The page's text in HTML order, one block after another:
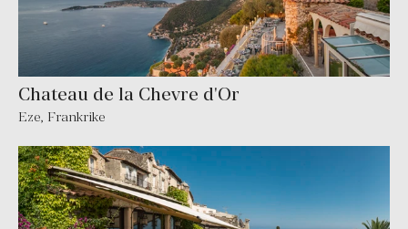
Chateau de la Chevre d'Or
Eze, Frankrike